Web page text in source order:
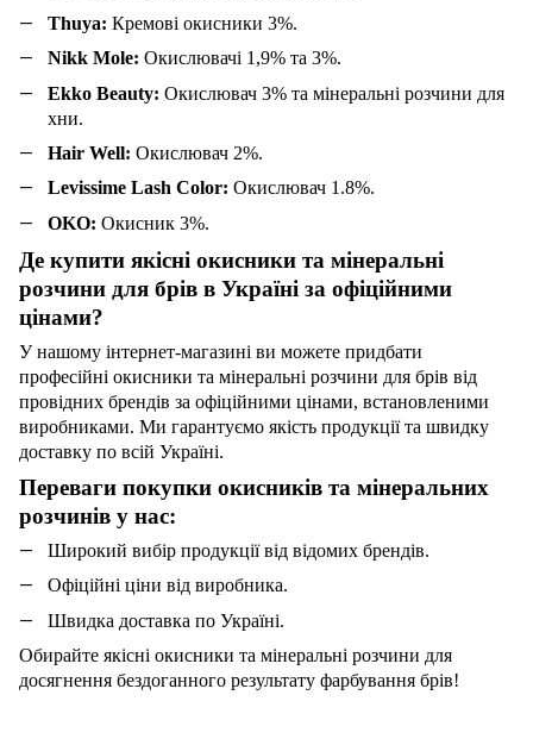
Thuya: Кремові окисники 3%.
Nikk Mole: Окислювачі 1,9% та 3%.
Ekko Beauty: Окислювач 3% та мінеральні розчини для
хни.
Hair Well: Окислювач 2%.
Levissime Lash Color: Окислювач 1.8%.
OKO: Окисник 3%.
Де купити якісні окисники та мінеральні
розчини для брів в Україні за офіційними
цінами?
У нашому інтернет-магазині ви можете придбати
професійні окисники та мінеральні розчини для брів від
провідних брендів за офіційними цінами, встановленими
виробниками. Ми гарантуємо якість продукції та швидку
доставку по всій Україні.
Переваги покупки окисників та мінеральних
розчинів у нас:
Широкий вибір продукції від відомих брендів.
Офіційні ціни від виробника.
Швидка доставка по Україні.
Обирайте якісні окисники та мінеральні розчини для
досягнення бездоганного результату фарбування брів!